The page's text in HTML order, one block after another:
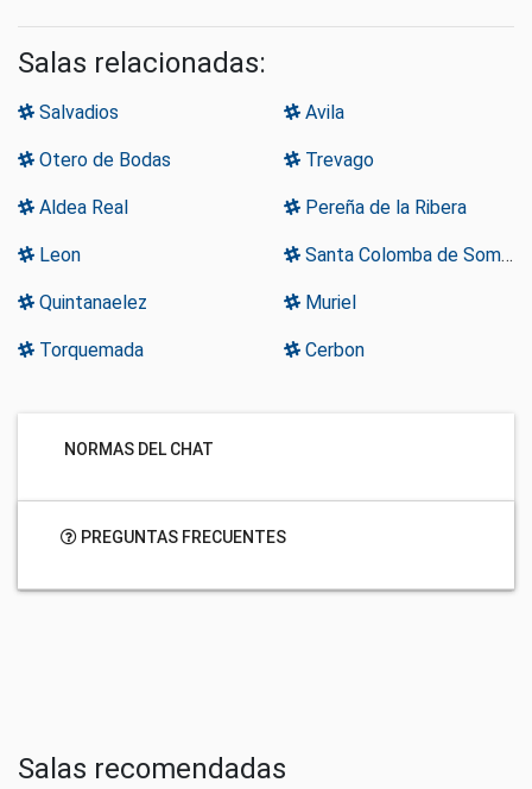
Salas relacionadas:
Salvadios Avila
Otero de Bodas Trevago
Aldea Real Pereña de la Ribera
Leon Santa Colomba de Somoza
Quintanaelez Muriel
Torquemada Cerbon
NORMAS DEL CHAT
PREGUNTAS FRECUENTES
Salas recomendadas